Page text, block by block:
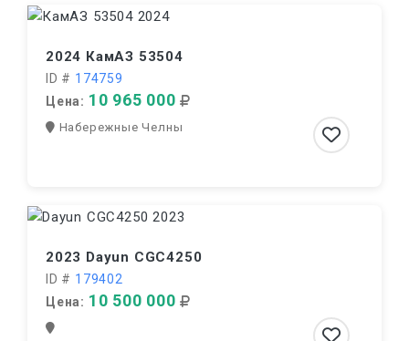
2024 КамАЗ 53504
ID # 174759
Цена: 10 965 000
Набережные Челны
2023 Dayun CGC4250
ID # 179402
Цена: 10 500 000